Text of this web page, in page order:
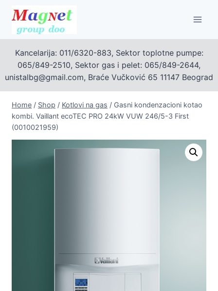
content
Kancelarija: 011/6320-883, Sektor toplotne pumpe:
065/849-2510, Sektor gas i pelet: 065/849-2644,
unistalbg@gmail.com, Braće Vučković 65 11147 Beograd
Home / Shop / Kotlovi na gas / Gasni kondenzacioni kotao
kombi. Vaillant ecoTEC PRO 24kW VUW 246/5-3 First
(0010021959)